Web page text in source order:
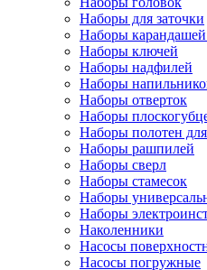
Наборы для заточки
Наборы
Наборы ключей
Наборы надфилей
Наборы
Наборы отверток
Наборы
Наборы полотен
Наборы рашпилей
Наборы сверл
Наборы стамесок
Наборы
Наборы
Наколенники
Насосы
Насосы погружные